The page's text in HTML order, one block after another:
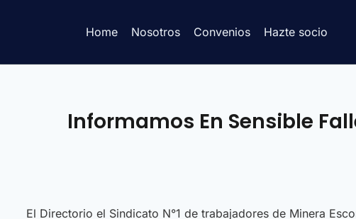
Home Nosotros Convenios Hazte socio
Informamos En Sensible
El Directorio el Sindicato N°1 de trabajadores de Minera